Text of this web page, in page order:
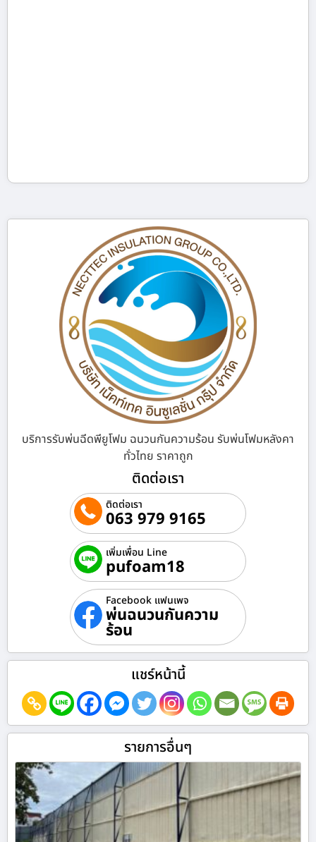
บริการรับพ่นฉีดพียูโฟม ฉนวนกันความร้อน รับพ่นโฟมหลังคา
ทั่วไทย ราคาถูก
ติดต่อเรา
ติดต่อเรา
063 979 9165
เพิ่มเพื่อน Line
pufoam18
Facebook แฟนเพจ
พ่นฉนวนกันความ
ร้อน
แชร์หน้านี้
รายการอื่นๆ